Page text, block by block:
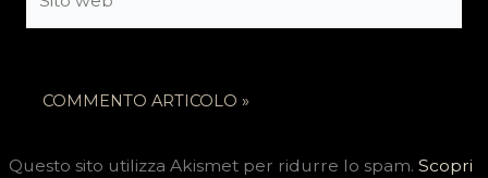
web
Questo sito utilizza Akismet per ridurre lo spam.Scopri